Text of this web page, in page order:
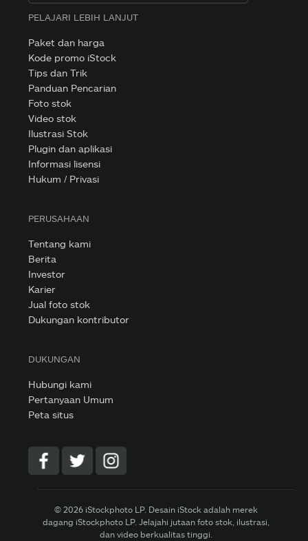
PELAJARI LEBIH LANJUT
Paket dan harga
Kode promo iStock
Tips dan Trik
Panduan Pencarian
Foto stok
Video stok
Ilustrasi Stok
Plugin dan aplikasi
Informasi lisensi
Hukum / Privasi
PERUSAHAAN
Tentang kami
Berita
Investor
Karier
Jual foto stok
Dukungan kontributor
DUKUNGAN
Hubungi kami
Pertanyaan Umum
Peta situs
© 2026 iStockphoto LP. Desain iStock adalah merek
dagang iStockphoto LP. Jelajahi jutaan foto stok, ilustrasi,
dan video berkualitas tinggi.